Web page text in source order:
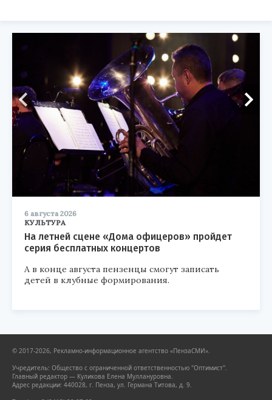
6 августа 2026
КУЛЬТУРА
На летней сцене «Дома офицеров» пройдет
серия бесплатных концертов
А в конце августа пензенцы смогут записать
детей в клубные формирования.
© 2017-2026, Рекламно-информационное агентство «ПензаСМИ».
Учредитель: Общество с ограниченной ответственностью "Оптимист".
Главный редактор — Куликова Елена Муллануровна.
Адрес редакции: 440028, г. Пенза, ул. Германа Титова, д. 9.